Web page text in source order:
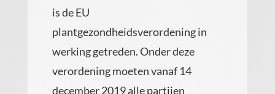
is de EU
plantgezondheidsverordening in
werking getreden. Onder deze
verordening moeten vanaf 14
december 2019 alle partijen